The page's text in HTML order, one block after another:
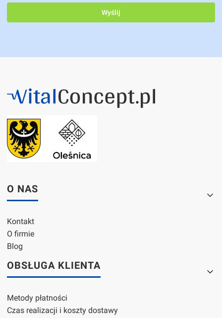
Wyślij
Linki w stopce
O NAS
Kontakt
O firmie
Blog
OBSŁUGA KLIENTA
Metody płatności
Czas realizacji i koszty dostawy